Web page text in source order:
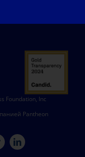
Foundation, Inc
Pantheon